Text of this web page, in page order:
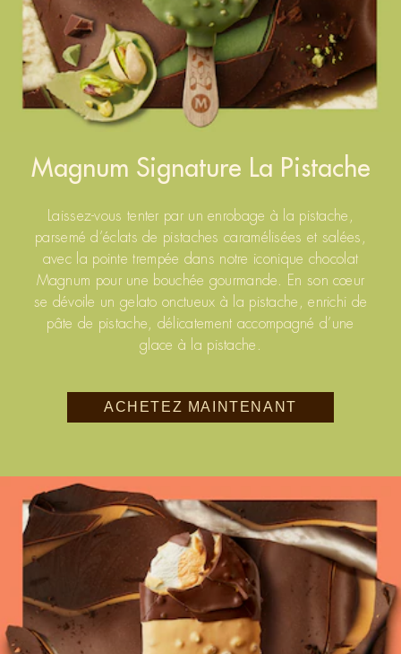
Magnum Signature La Pistache
Laissez‑vous tenter par un enrobage à la pistache,
parsemé d’éclats de pistaches caramélisées et salées,
avec la pointe trempée dans notre iconique chocolat
Magnum pour une bouchée gourmande. En son cœur
se dévoile un gelato onctueux à la pistache, enrichi de
pâte de pistache, délicatement accompagné d’une
glace à la pistache.
ACHETEZ MAINTENANT